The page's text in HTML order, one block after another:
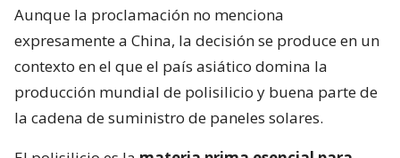
Aunque la proclamación no menciona
expresamente a China, la decisión se produce en un
contexto en el que el país asiático domina la
producción mundial de polisilicio y buena parte de
la cadena de suministro de paneles solares.